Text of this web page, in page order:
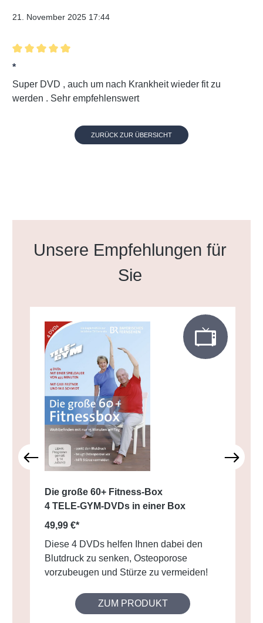
21. November 2025 17:44
Bewertung mit 5 von 5 Sternen
*
Super DVD , auch um nach Krankheit wieder fit zu
werden . Sehr empfehlenswert
ZURÜCK ZUR ÜBERSICHT
Produktgalerie überspringen
Unsere Empfehlungen für
Sie
Die große 60+ Fitness-Box
4 TELE-GYM-DVDs in einer Box
49,99 €*
Diese 4 DVDs helfen Ihnen dabei den
Blutdruck zu senken, Osteoporose
vorzubeugen und Stürze zu vermeiden!
ZUM PRODUKT